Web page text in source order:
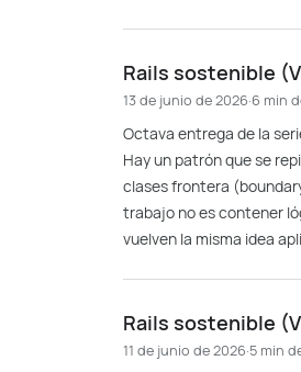
Rails sostenible
13 de junio de 2026·6 min
Octava entrega de la
Hay un patrón que se
clases frontera
trabajo no es contener
vuelven la misma idea
Rails sostenible
11 de junio de 2026·5 min